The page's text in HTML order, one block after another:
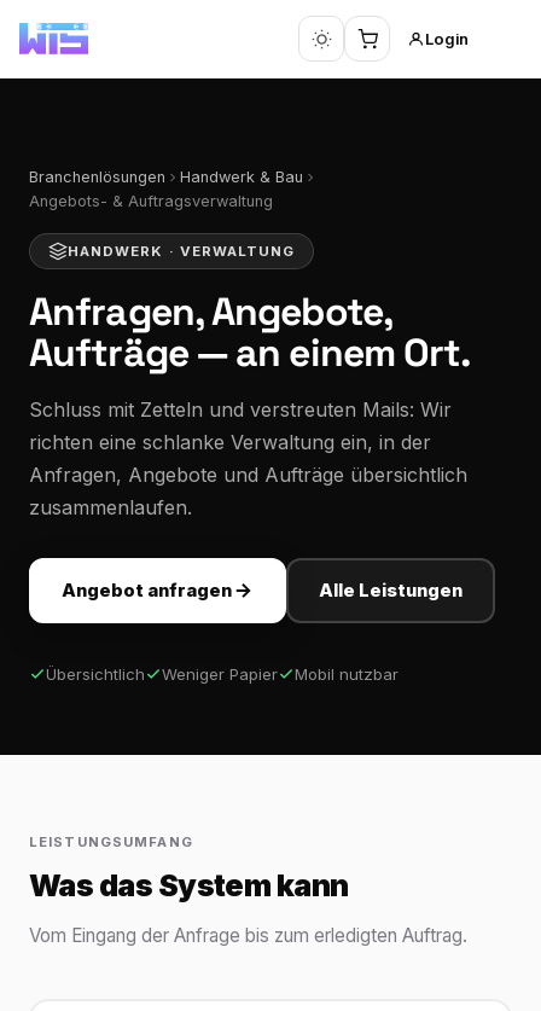
Login
Branchenlösungen
Handwerk & Bau
Angebots- & Auftragsverwaltung
HANDWERK · VERWALTUNG
Anfragen, Angebote,
Aufträge —an einem Ort.
Schluss mit Zetteln und verstreuten Mails: Wir
richten eine schlanke Verwaltung ein, in der
Anfragen, Angebote und Aufträge übersichtlich
zusammenlaufen.
Angebot anfragen Alle Leistungen
Übersichtlich Weniger Papier Mobil nutzbar
LEISTUNGSUMFANG
Was das System kann
Vom Eingang der Anfrage bis zum erledigten Auftrag.